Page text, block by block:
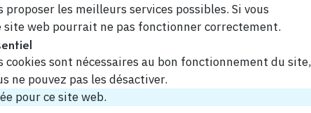
les meilleurs services possibles. Si vous
web pourrait ne pas fonctionner correctement.
cookies sont nécessaires au bon fonctionnement du site,
ne pouvez pas les désactiver.
pour ce site web.